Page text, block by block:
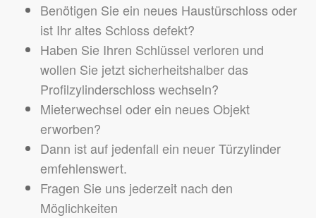
Benötigen Sie ein neues Haustürschloss oder
ist Ihr altes Schloss defekt?
Haben Sie Ihren Schlüssel verloren und
wollen Sie jetzt sicherheitshalber das
Profilzylinderschloss wechseln?
Mieterwechsel oder ein neues Objekt
erworben?
Dann ist auf jedenfall ein neuer Türzylinder
emfehlenswert.
Fragen Sie uns jederzeit nach den
Möglichkeiten